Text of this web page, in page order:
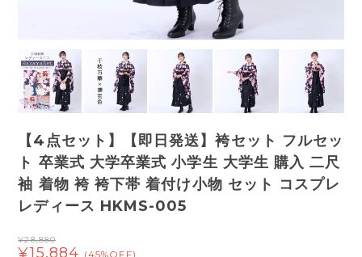
【4点セット】【即日発送】袴セット フルセッ
ト 卒業式 大学卒業式 小学生 大学生 購入 二尺
袖 着物 袴 袴下帯 着付け小物 セット コスプレ
レディース HKMS-005
¥28,880
¥15,884 (45%OFF)